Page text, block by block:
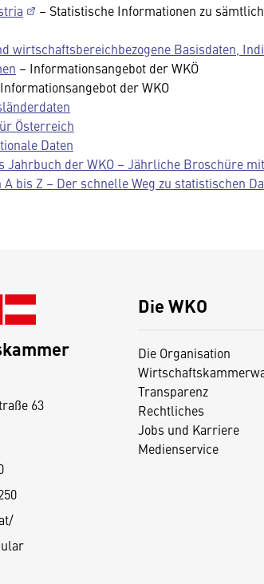
– Statistische Informationen zu
wirtschaftsbereichbezogene Basisdaten,
– Informationsangebot der WKÖ
der WKO
Österreich
Daten
Jahrbuch der WKO – Jährliche Broschüre
A bis Z – Der schnelle Weg zu statistischen
Die WKO
Die Organisation
Transparenz
Rechtliches
Jobs und Karriere
Medienservice
63